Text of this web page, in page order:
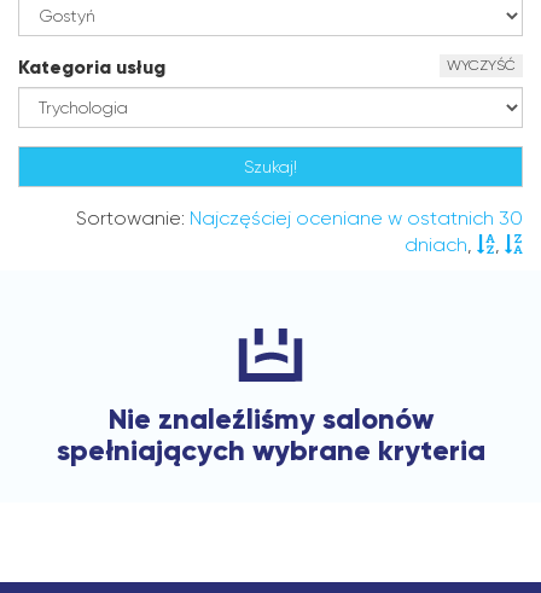
Kategoria usług WYCZYŚĆ
Sortowanie: Najczęściej oceniane w ostatnich 30
dniach, ,
Nie znaleźliśmy salonów
spełniających wybrane kryteria